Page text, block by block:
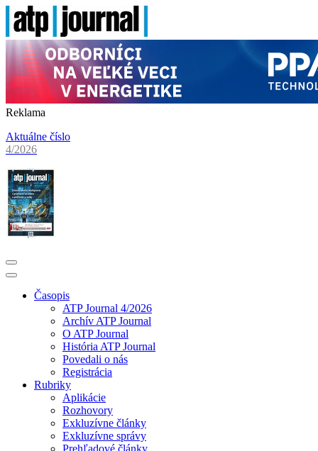
Reklama
Aktuálne číslo
4/2026
Časopis
ATP Journal 4/2026
Archív ATP Journal
O ATP Journal
História ATP Journal
Povedali o nás
Registrácia
Rubriky
Aplikácie
Rozhovory
Exkluzívne články
Exkluzívne správy
Prehľadové články